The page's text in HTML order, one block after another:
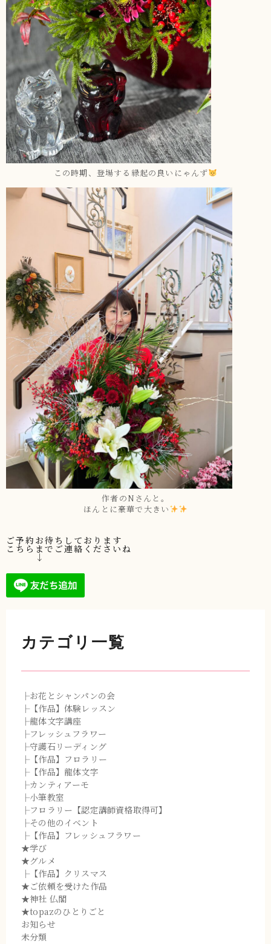
この時期、登場する縁起の良いにゃんず
作者のNさんと。
ほんとに豪華で大きい
ご予約お待ちしております
こちらまでご連絡くださいね
↓
カテゴリ一覧
├お花とシャンパンの会
├【作品】体験レッスン
├龍体文字講座
├フレッシュフラワー
├守護石リーディング
├【作品】フロラリー
├【作品】龍体文字
├カンティアーモ
├小筆教室
├フロラリー【認定講師資格取得可】
├その他のイベント
├【作品】フレッシュフラワー
★学び
★グルメ
├【作品】クリスマス
★ご依頼を受けた作品
★神社 仏閣
★topazのひとりごと
お知らせ
未分類